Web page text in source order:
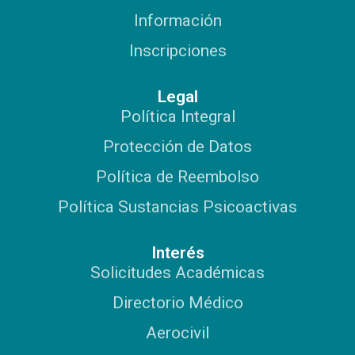
Interés
Solicitudes Académicas
Directorio Médico
Aerocivil
Legal
Política Integral
Protección de Datos
Política de Reembolso
Política Sustancias Psicoactivas
Información
Inscripciones